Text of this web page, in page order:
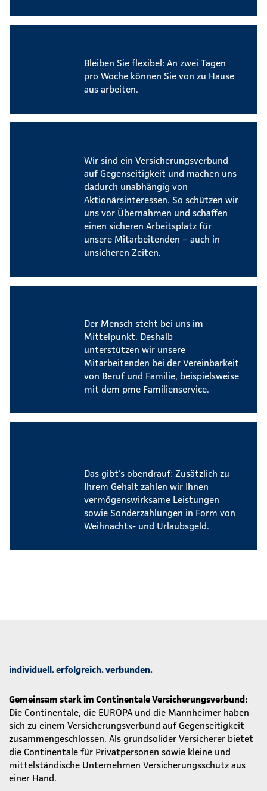
Bleiben Sie flexibel: An zwei Tagen
pro Woche können Sie von zu Hause
aus arbeiten.
Wir sind ein Versicherungsverbund
auf Gegenseitigkeit und machen uns
dadurch unabhängig von
Aktionärsinteressen. So schützen wir
uns vor Übernahmen und schaffen
einen sicheren Arbeitsplatz für
unsere Mitarbeitenden – auch in
unsicheren Zeiten.
Der Mensch steht bei uns im
Mittelpunkt. Deshalb
unterstützen wir unsere
Mitarbeitenden bei der Vereinbarkeit
von Beruf und Familie, beispielsweise
mit dem pme Familienservice.
Das gibt’s obendrauf: Zusätzlich zu
Ihrem Gehalt zahlen wir Ihnen
vermögenswirksame Leistungen
sowie Sonderzahlungen in Form von
Weihnachts- und Urlaubsgeld.
individuell. erfolgreich. verbunden.
Gemeinsam stark im Continentale Versicherungsverbund:
Die Continentale, die EUROPA und die Mannheimer haben
sich zu einem Versicherungsverbund auf Gegenseitigkeit
zusammengeschlossen. Als grundsolider Versicherer bietet
die Continentale für Privatpersonen sowie kleine und
mittelständische Unternehmen Versicherungsschutz aus
einer Hand.